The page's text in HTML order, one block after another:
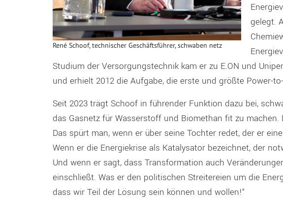
René Schoof, technischer Geschäftsführer, schwaben netz
gelegt.
Studium der Versorgungstechnik kam er zu E.ON und
und erhielt 2012 die Aufgabe, die erste und größte Power-
Seit 2023 trägt Schoof in führender Funktion dazu bei,
das Gasnetz für Wasserstoff und Biomethan fit zu
Das spürt man, wenn er über seine Tochter redet, der er
Wenn er die Energiekrise als Katalysator bezeichnet, der
Und wenn er sagt, dass Transformation auch
einschließt. Was er den politischen Streitereien um die
dass wir Teil der Lösung sein können und wollen!“